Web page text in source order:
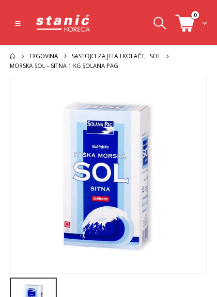
0
TRGOVINA SASTOJCI ZA JELA I KOLAČE, SOL
MORSKA SOL – SITNA 1 KG SOLANA PAG